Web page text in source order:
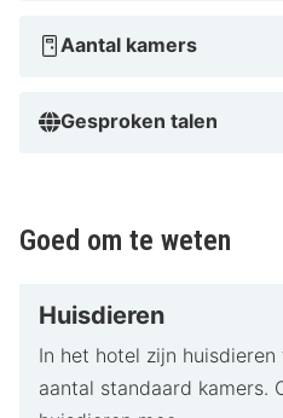
Aantal kamers
Gesproken talen
Goed om te weten
Huisdieren
In het hotel zijn
aantal standaard kamers.